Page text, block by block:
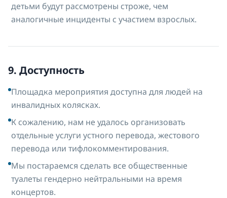
детьми будут рассмотрены строже, чем
аналогичные инциденты с участием взрослых.
9. Доступность
Площадка мероприятия доступна для людей на
инвалидных колясках.
К сожалению, нам не удалось организовать
отдельные услуги устного перевода, жестового
перевода или тифлокомментирования.
Мы постараемся сделать все общественные
туалеты гендерно нейтральными на время
концертов.